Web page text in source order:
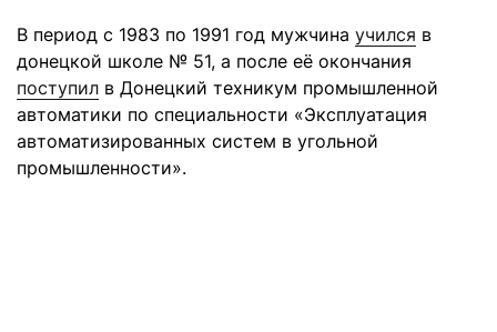
В период с 1983 по 1991 год мужчина учился в
донецкой школе № 51, а после её окончания
поступил в Донецкий техникум промышленной
автоматики по специальности «Эксплуатация
автоматизированных систем в угольной
промышленности».